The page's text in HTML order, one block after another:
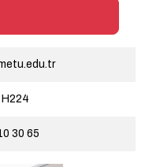
H224
30 65